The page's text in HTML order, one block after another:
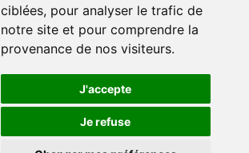
ciblées, pour analyser le trafic de
notre site et pour comprendre la
provenance de nos visiteurs.
J'accepte
Je refuse
Nous contacter
© DomusVi 2026